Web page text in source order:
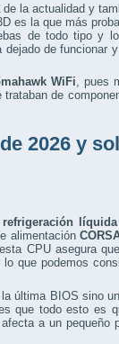
la actualidad y
es la que más
de todo tipo y
de
WiFi, pues
de
2026 y
líquida
alimentación
CPU asegura
lo que podemos
última BIOS sino
que todo esto es
a un pequeño